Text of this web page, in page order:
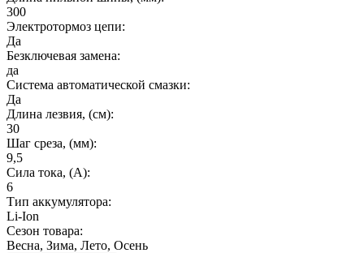
300
Электротормоз цепи:
Да
Безключевая замена:
да
Система автоматической смазки:
Да
Длина лезвия, (см):
30
Шаг среза, (мм):
9,5
Сила тока, (А):
6
Тип аккумулятора:
Li-Ion
Сезон товара:
Весна, Зима, Лето, Осень